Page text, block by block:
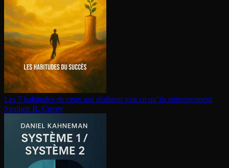
Les 7 habitudes de ceux qui réalisent tout ce qu’ils en­tre­prennent
Stephen R. Covey